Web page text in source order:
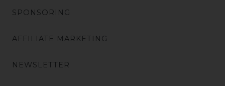
SPONSORING
AFFILIATE MARKETING
NEWSLETTER